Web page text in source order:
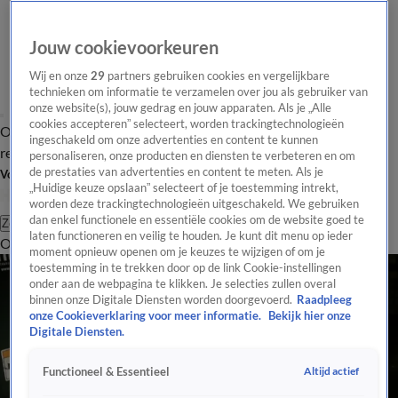
Overzicht Laatste nieuws Regionieuws Het beste van Hart
Tip de
redactie
Volg Hart van Nederland
Zoeken
OverzichtRegioUitzendingenWeerTip de redactiePanelVideo's
Jouw cookievoorkeuren
Wij en onze29 partners gebruiken cookies en vergelijkbare
technieken om informatie te verzamelen over jou als gebruiker van
onze website(s), jouw gedrag en jouw apparaten. Als je „Alle
cookies accepteren” selecteert, worden trackingtechnologieën
ingeschakeld om onze advertenties en content te kunnen
personaliseren, onze producten en diensten te verbeteren en om
de prestaties van advertenties en content te meten. Als je
„Huidige keuze opslaan” selecteert of je toestemming intrekt,
worden deze trackingtechnologieën uitgeschakeld. We gebruiken
dan enkel functionele en essentiële cookies om de website goed te
laten functioneren en veilig te houden. Je kunt dit menu op ieder
moment opnieuw openen om je keuzes te wijzigen of om je
toestemming in te trekken door op de link Cookie-instellingen
onder aan de webpagina te klikken. Je selecties zullen overal
binnen onze Digitale Diensten worden doorgevoerd. Raadpleeg
onze Cookieverklaring voor meer informatie.
Bekijk hier onze
Digitale Diensten.
Functioneel & Essentieel Altijd actief